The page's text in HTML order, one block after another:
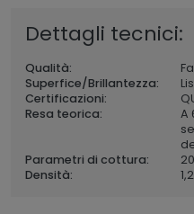
Dettagli tecnici:
Qualità:
Superfice/Brillantezza:
Certificazioni:
Resa teorica:
A
Parametri di cottura:
Densità: